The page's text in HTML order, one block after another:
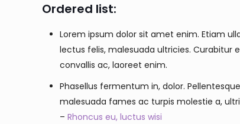
Ordered list:
Lorem ipsum dolor sit amet enim. Etiam
lectus felis, malesuada ultricies. Curabitur
convallis ac, laoreet enim.
Phasellus fermentum in, dolor.
malesuada fames ac turpis molestie a,
–Rhoncus eu, luctus wisi